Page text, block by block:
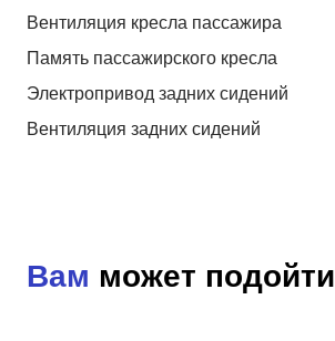
Вентиляция кресла пассажира
Память пассажирского кресла
Электропривод задних сидений
Вентиляция задних сидений
Вам может подойти